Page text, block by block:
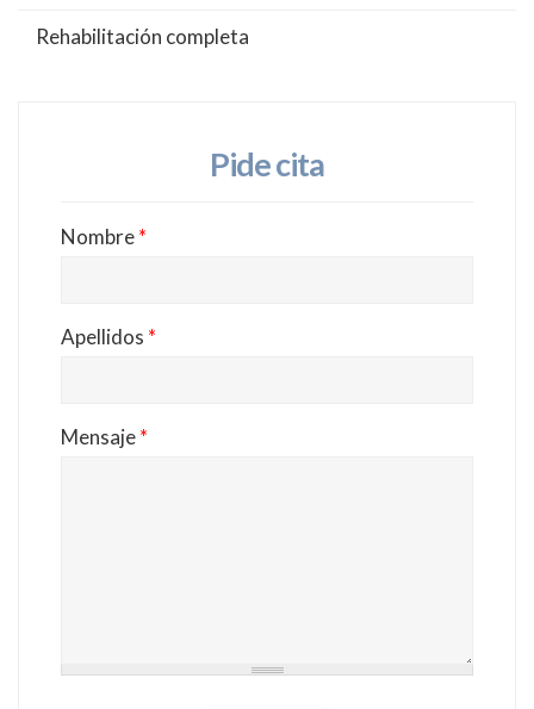
Rehabilitación completa
Pide cita
Nombre*
Apellidos *
Mensaje*